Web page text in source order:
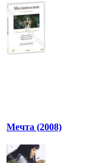
Мечта (2008)